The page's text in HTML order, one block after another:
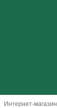
Интернет-